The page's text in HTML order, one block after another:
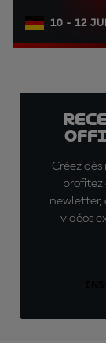
10 - 12
Créez
profitez
newletter,
vidéos